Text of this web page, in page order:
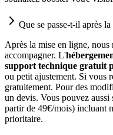
Que se passe-t-il après
Après la mise en ligne,
accompagner. L'
support technique gratuit
ou petit ajustement. Si vous
gratuitement. Pour des
un devis. Vous pouvez
partir de 49€/mois) incluant
prioritaire.